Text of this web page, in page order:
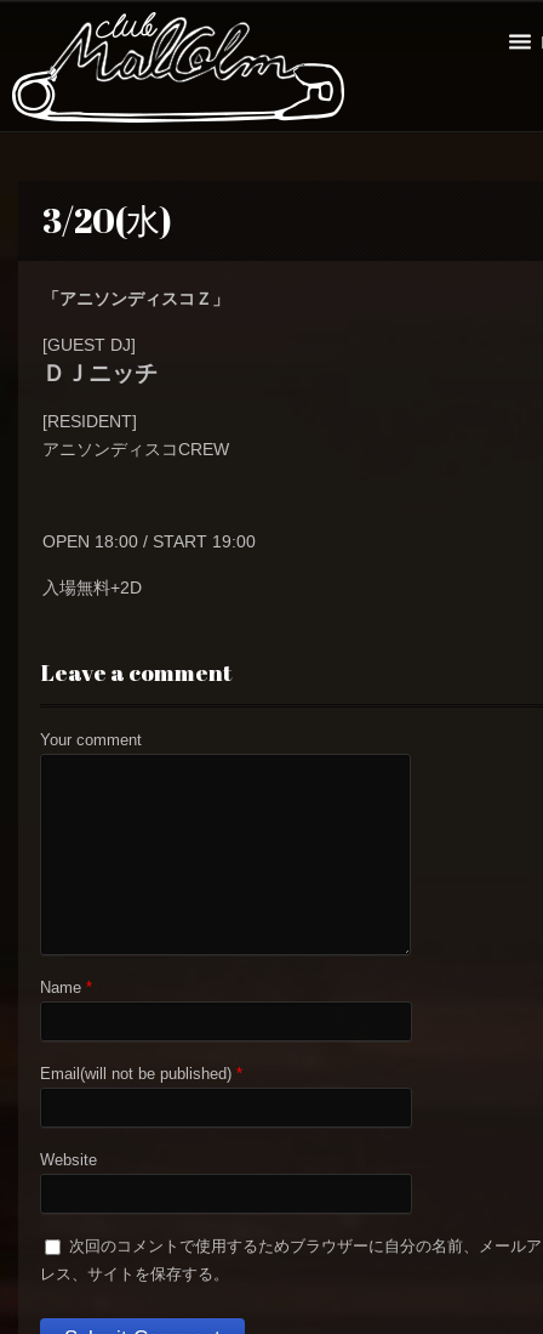
3/20(水)
「アニソンディスコＺ」
[GUEST DJ]
ＤＪニッチ
[RESIDENT]
アニソンディスコCREW
OPEN 18:00 / START 19:00
入場無料+2D
Leave a comment
Your comment
Name *
Email(will not be published) *
Website
次回のコメントで使用するためブラウザーに自分の名前、メール
レス、サイトを保存する。